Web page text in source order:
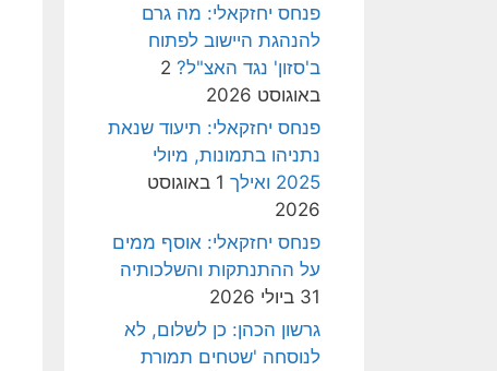
פנחס יחזקאלי: מה גרם
להנהגת היישוב לפתוח
ב'סזון' נגד האצ"ל? 2
באוגוסט 2026
פנחס יחזקאלי: תיעוד שנאת
נתניהו בתמונות, מיולי
2025 ואילך
1 באוגוסט
2026
פנחס יחזקאלי: אוסף ממים
על ההתנתקות והשלכותיה
31 ביולי 2026
גרשון הכהן: כן לשלום, לא
לנוסחה 'שטחים תמורת